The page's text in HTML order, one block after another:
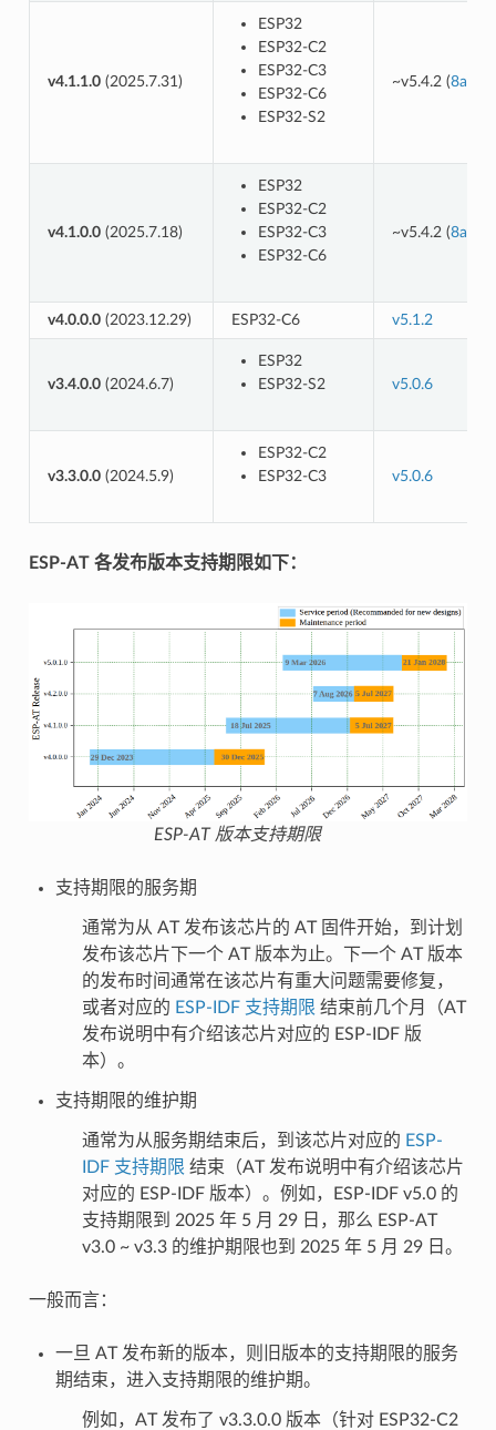
v4.1.1.0(2025.7.31)
ESP32
ESP32-C2
ESP32-C3
ESP32-C6
ESP32-S2
~v5.4.2 (
v4.1.0.0(2025.7.18)
ESP32
ESP32-C2
ESP32-C3
ESP32-C6
~v5.4.2 (
v4.0.0.0(2023.12.29) ESP32-C6 v5.1.2
v3.4.0.0(2024.6.7)
ESP32
ESP32-S2
v5.0.6
v3.3.0.0(2024.5.9)
ESP32-C2
ESP32-C3
v5.0.6
ESP-AT 各发布版本支持期限如下：
ESP-AT 版本支持期限
支持期限的服务期
通常为从 AT 发布该芯片的 AT 固件开始，到计划
发布该芯片下一个 AT 版本为止。下一个 AT 版本
的发布时间通常在该芯片有重大问题需要修复，
或者对应的 ESP-IDF 支持期限 结束前几个月（AT
发布说明中有介绍该芯片对应的 ESP-IDF 版
本）。
支持期限的维护期
通常为从服务期结束后，到该芯片对应的 ESP-
IDF 支持期限 结束（AT 发布说明中有介绍该芯片
对应的 ESP-IDF 版本）。例如，ESP-IDF v5.0 的
支持期限到 2025 年 5 月 29 日，那么 ESP-AT
v3.0 ~ v3.3 的维护期限也到 2025 年 5 月 29 日。
一般而言：
一旦 AT 发布新的版本，则旧版本的支持期限的服务
期结束，进入支持期限的维护期。
例如，AT 发布了 v3.3.0.0 版本（针对 ESP32-C2